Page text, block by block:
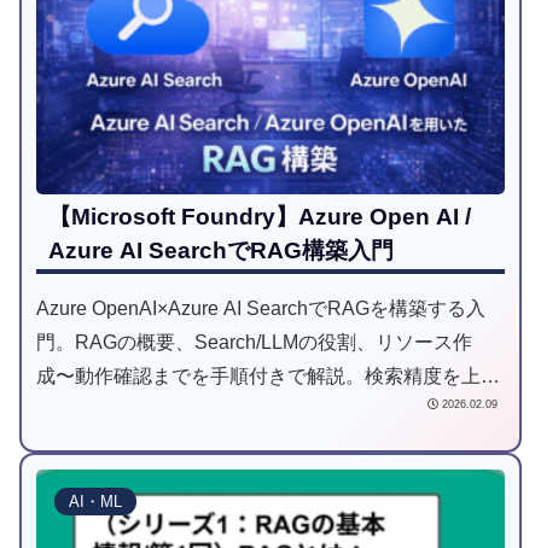
【Microsoft Foundry】Azure Open AI /
Azure AI SearchでRAG構築入門
Azure OpenAI×Azure AI SearchでRAGを構築する入
門。RAGの概要、Search/LLMの役割、リソース作
成〜動作確認までを手順付きで解説。検索精度を上げ
2026.02.09
AI・ML